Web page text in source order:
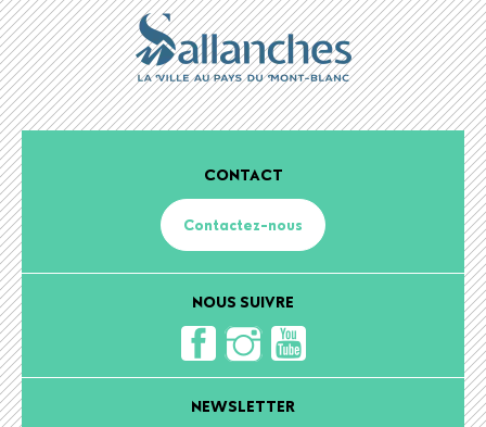
CONTACT
Contactez-nous
NOUS SUIVRE
NEWSLETTER